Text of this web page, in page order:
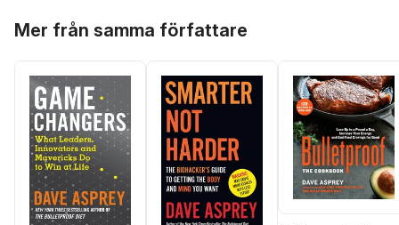
Mer från samma författare